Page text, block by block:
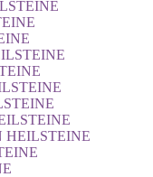
HEILSTEINE